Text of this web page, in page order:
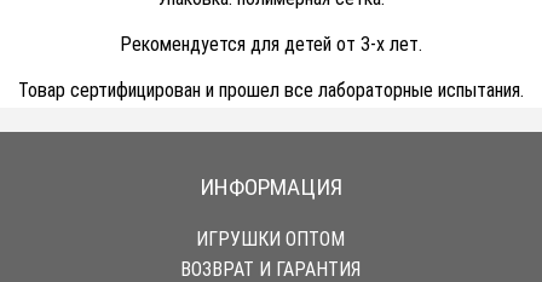
Рекомендуется для детей от 3-х лет.
Товар сертифицирован и прошел все лабораторные испытания.
ИНФОРМАЦИЯ
ИГРУШКИ ОПТОМ
ВОЗВРАТ И ГАРАНТИЯ